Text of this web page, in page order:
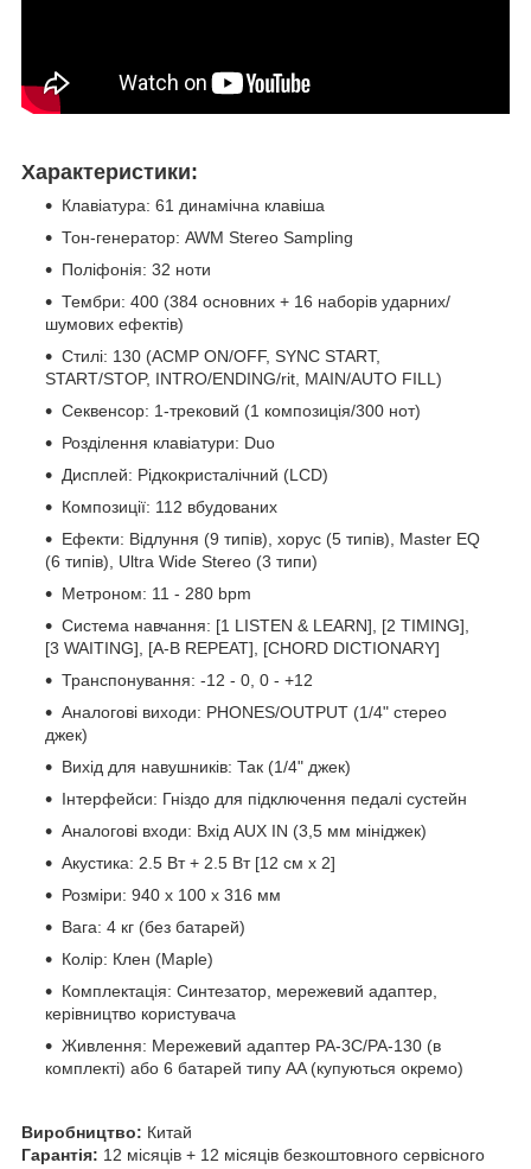
Характеристики:
Клавіатура: 61 динамічна клавіша
Тон-генератор: AWM Stereo Sampling
Поліфонія: 32 ноти
Тембри: 400 (384 основних + 16 наборів ударних/
шумових ефектів)
Стилі: 130 (ACMP ON/OFF, SYNC START,
START/STOP, INTRO/ENDING/rit, MAIN/AUTO FILL)
Секвенсор: 1-трековий (1 композиція/300 нот)
Розділення клавіатури: Duo
Дисплей: Рідкокристалічний (LCD)
Композиції: 112 вбудованих
Ефекти: Відлуння (9 типів), хорус (5 типів), Master EQ
(6 типів), Ultra Wide Stereo (3 типи)
Метроном: 11 - 280 bpm
Система навчання: [1 LISTEN & LEARN], [2 TIMING],
[3 WAITING], [A-B REPEAT], [CHORD DICTIONARY]
Транспонування: -12 - 0, 0 - +12
Аналогові виходи: PHONES/OUTPUT (1/4" стерео
джек)
Вихід для навушників: Так (1/4" джек)
Інтерфейси: Гніздо для підключення педалі сустейн
Аналогові входи: Вхід AUX IN (3,5 мм мініджек)
Акустика: 2.5 Вт + 2.5 Вт [12 см x 2]
Розміри: 940 x 100 x 316 мм
Вага: 4 кг (без батарей)
Колір: Клен (Maple)
Комплектація: Синтезатор, мережевий адаптер,
керівництво користувача
Живлення: Мережевий адаптер PA-3C/PA-130 (в
комплекті) або 6 батарей типу AA (купуються окремо)
Виробництво: Китай
Гарантія: 12 місяців + 12 місяців безкоштовного сервісного